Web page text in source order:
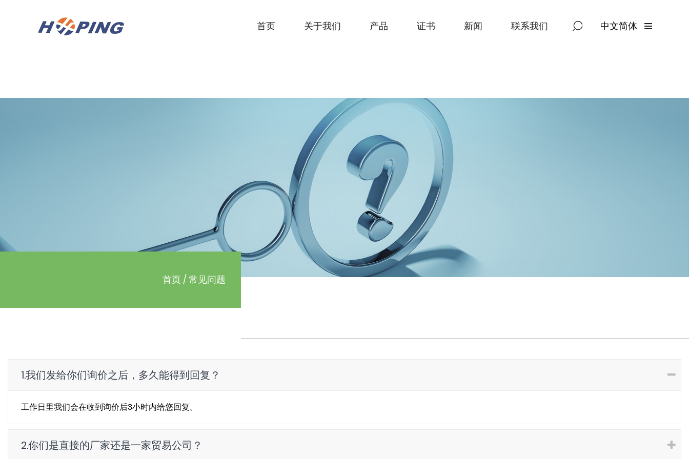
首页 关于我们 产品 证书 新闻 联系我们 中文简体
首页/常见问题
1.我们发给你们询价之后，多久能得到回复？
工作日里我们会在收到询价后3小时内给您回复。
2.你们是直接的厂家还是一家贸易公司？